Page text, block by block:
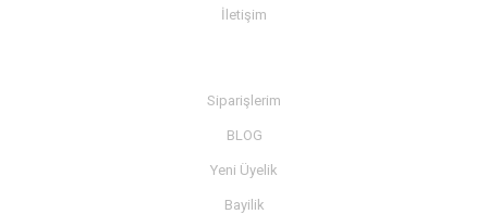
İletişim
Siparişlerim
BLOG
Yeni Üyelik
Bayilik